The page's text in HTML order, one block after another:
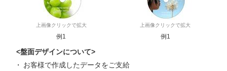
上画像クリックで拡大
例1
上画像クリックで拡大
例1
<盤面デザインについて>
お客様で作成したデータをご支給